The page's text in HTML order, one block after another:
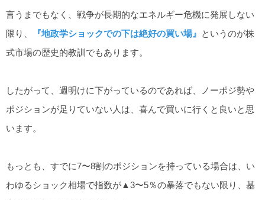
言うまでもなく、戦争が長期的なエネルギー危機に発展しない
限り、
『地政学ショックでの下は絶好の買い場』 というのが株
式市場の歴史的教訓でもあります。
したがって、週明けに下がっているのであれば、ノーポジ勢や
ポジションが足りていない人は、喜んで買いに行くと良いと思
います。
もっとも、すでに7〜8割のポジションを持っている場合は、い
わゆるショック相場で指数が▲3〜5％の暴落でもない限り、基